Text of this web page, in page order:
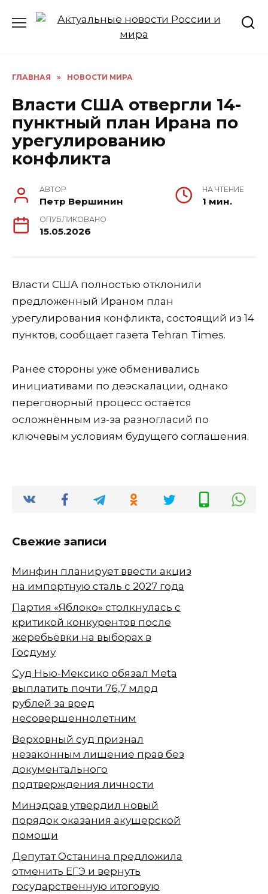
ГЛАВНАЯ » НОВОСТИ МИРА
Власти США отвергли 14-
пунктный план Ирана по
урегулированию
конфликта
АВТОР
Петр Вершинин
НА ЧТЕНИЕ
1 мин.
ОПУБЛИКОВАНО
15.05.2026
Власти США полностью отклонили
предложенный Ираном план
урегулирования конфликта, состоящий из 14
пунктов, сообщает газета Tehran Times.
Ранее стороны уже обменивались
инициативами по деэскалации, однако
переговорный процесс остаётся
осложнённым из-за разногласий по
ключевым условиям будущего соглашения.
Свежие записи
Минфин планирует ввести акциз
на импортную сталь с 2027 года
Партия «Яблоко» столкнулась с
критикой конкурентов после
жеребьёвки на выборах в
Госдуму
Суд Нью-Мексико обязал Meta
выплатить почти 76,7 млрд
рублей за вред
несовершеннолетним
Верховный суд признал
незаконным лишение прав без
документального
подтверждения личности
Минздрав утвердил новый
порядок оказания акушерской
помощи
Депутат Останина предложила
отменить ЕГЭ и вернуть
государственную итоговую